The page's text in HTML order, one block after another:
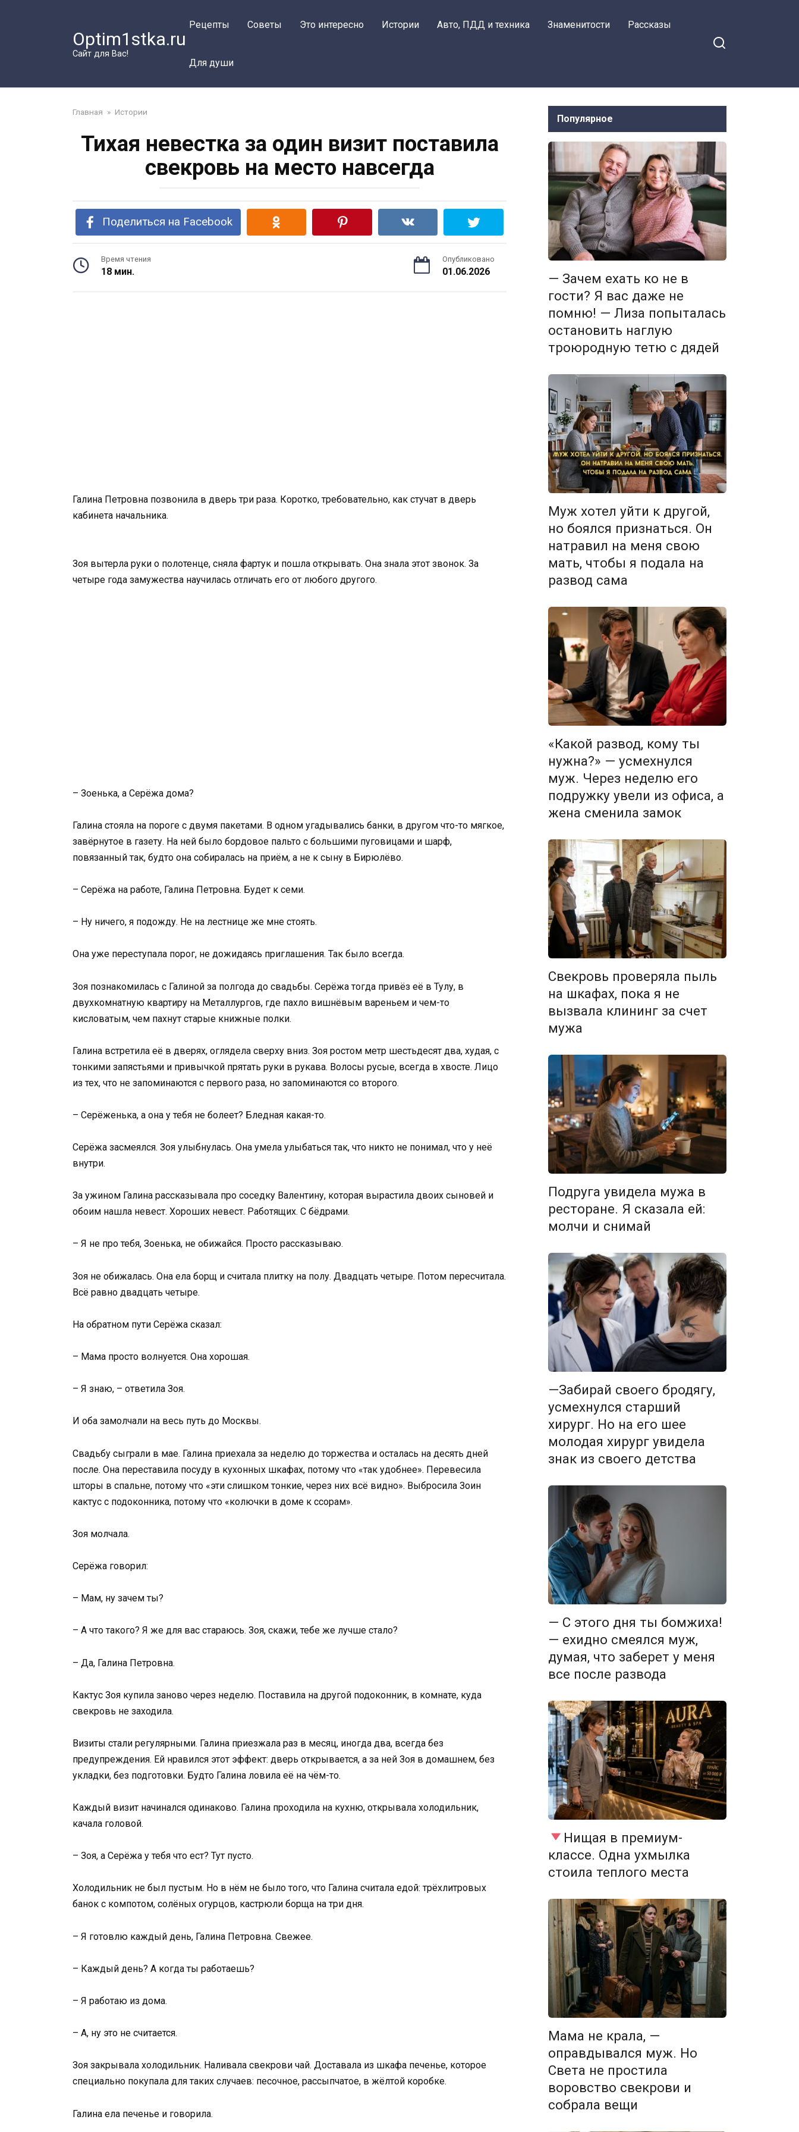
Optim1stka.ru
Сайт для Вас!
Рецепты Советы Это интересно Истории Авто, ПДД и техника Знаменитости Рассказы
Для души
Главная » Истории
Тихая невестка за один визит поставила
свекровь на место навсегда
Поделиться на Facebook
Время чтения
18 мин.
Опубликовано
01.06.2026
Галина Петровна позвонила в дверь три раза. Коротко, требовательно, как стучат в дверь
кабинета начальника.
Зоя вытерла руки о полотенце, сняла фартук и пошла открывать. Она знала этот звонок. За
четыре года замужества научилась отличать его от любого другого.
– Зоенька, а Серёжа дома?
Галина стояла на пороге с двумя пакетами. В одном угадывались банки, в другом что-то мягкое,
завёрнутое в газету. На ней было бордовое пальто с большими пуговицами и шарф,
повязанный так, будто она собиралась на приём, а не к сыну в Бирюлёво.
– Серёжа на работе, Галина Петровна. Будет к семи.
– Ну ничего, я подожду. Не на лестнице же мне стоять.
Она уже переступала порог, не дожидаясь приглашения. Так было всегда.
Зоя познакомилась с Галиной за полгода до свадьбы. Серёжа тогда привёз её в Тулу, в
двухкомнатную квартиру на Металлургов, где пахло вишнёвым вареньем и чем-то
кисловатым, чем пахнут старые книжные полки.
Галина встретила её в дверях, оглядела сверху вниз. Зоя ростом метр шестьдесят два, худая, с
тонкими запястьями и привычкой прятать руки в рукава. Волосы русые, всегда в хвосте. Лицо
из тех, что не запоминаются с первого раза, но запоминаются со второго.
– Серёженька, а она у тебя не болеет? Бледная какая-то.
Серёжа засмеялся. Зоя улыбнулась. Она умела улыбаться так, что никто не понимал, что у неё
внутри.
За ужином Галина рассказывала про соседку Валентину, которая вырастила двоих сыновей и
обоим нашла невест. Хороших невест. Работящих. С бёдрами.
– Я не про тебя, Зоенька, не обижайся. Просто рассказываю.
Зоя не обижалась. Она ела борщ и считала плитку на полу. Двадцать четыре. Потом пересчитала.
Всё равно двадцать четыре.
На обратном пути Серёжа сказал:
– Мама просто волнуется. Она хорошая.
– Я знаю, – ответила Зоя.
И оба замолчали на весь путь до Москвы.
Свадьбу сыграли в мае. Галина приехала за неделю до торжества и осталась на десять дней
после. Она переставила посуду в кухонных шкафах, потому что «так удобнее». Перевесила
шторы в спальне, потому что «эти слишком тонкие, через них всё видно». Выбросила Зоин
кактус с подоконника, потому что «колючки в доме к ссорам».
Зоя молчала.
Серёжа говорил:
– Мам, ну зачем ты?
– А что такого? Я же для вас стараюсь. Зоя, скажи, тебе же лучше стало?
– Да, Галина Петровна.
Кактус Зоя купила заново через неделю. Поставила на другой подоконник, в комнате, куда
свекровь не заходила.
Визиты стали регулярными. Галина приезжала раз в месяц, иногда два, всегда без
предупреждения. Ей нравился этот эффект: дверь открывается, а за ней Зоя в домашнем, без
укладки, без подготовки. Будто Галина ловила её на чём-то.
Каждый визит начинался одинаково. Галина проходила на кухню, открывала холодильник,
качала головой.
– Зоя, а Серёжа у тебя что ест? Тут пусто.
Холодильник не был пустым. Но в нём не было того, что Галина считала едой: трёхлитровых
банок с компотом, солёных огурцов, кастрюли борща на три дня.
– Я готовлю каждый день, Галина Петровна. Свежее.
– Каждый день? А когда ты работаешь?
– Я работаю из дома.
– А, ну это не считается.
Зоя закрывала холодильник. Наливала свекрови чай. Доставала из шкафа печенье, которое
специально покупала для таких случаев: песочное, рассыпчатое, в жёлтой коробке.
Галина ела печенье и говорила.
Популярное
— Зачем ехать ко не в
гости? Я вас даже не
помню! — Лиза попыталась
остановить наглую
троюродную тетю с дядей
Муж хотел уйти к другой,
но боялся признаться. Он
натравил на меня свою
мать, чтобы я подала на
развод сама
«Какой развод, кому ты
нужна?» — усмехнулся
муж. Через неделю его
подружку увели из офиса, а
жена сменила замок
Свекровь проверяла пыль
на шкафах, пока я не
вызвала клининг за счет
мужа
Подруга увидела мужа в
ресторане. Я сказала ей:
молчи и снимай
—Забирай своего бродягу,
усмехнулся старший
хирург. Но на его шее
молодая хирург увидела
знак из своего детства
— С этого дня ты бомжиха!
— ехидно смеялся муж,
думая, что заберет у меня
все после развода
Нищая в премиум-
классе. Одна ухмылка
стоила теплого места
Мама не крала, —
оправдывался муж. Но
Света не простила
воровство свекрови и
собрала вещи